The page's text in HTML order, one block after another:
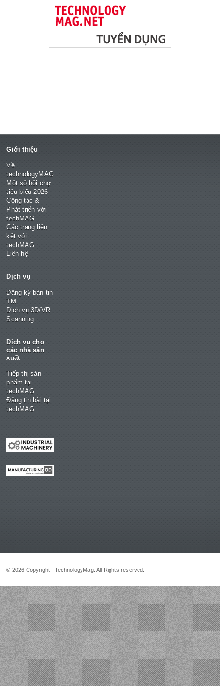
Giới thiệu
Về
technologyMAG
Một số hội chợ
tiêu biểu 2026
Cộng tác &
Phát triển với
techMAG
Các trang liên
kết với
techMAG
Liên hệ
Dịch vụ
Đăng ký bản tin
TM
Dịch vụ 3D/VR
Scanning
Dịch vụ cho
các nhà sản
xuất
Tiếp thị sản
phẩm tại
techMAG
Đăng tin bài tại
techMAG
© 2026 Copyright - TechnologyMag. All Rights reserved.